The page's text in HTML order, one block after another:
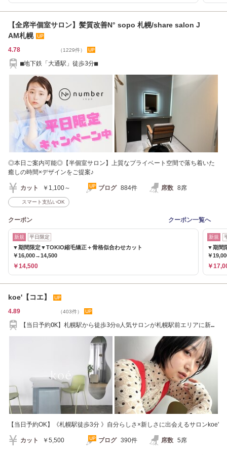
【全席半個室サロン】髪質改善N° sopo 札幌/share salon J
AM札幌
4.78 （1229件）
■地下鉄「大通駅」徒歩3分■
◎本日ご案内可能◎【半個室サロン】上質なプライベート空間で落ち着いた
癒しの時間×デザインをご提案♪
カット ￥1,100～ ブログ 884件 席数 8席
スマート支払いOK
クーポン クーポン一覧へ
新規 平日限定
▼期間限定▼TOKIO縮毛矯正＋骨格似合わせカット
￥16,000→14,500
￥14,500
新規
▼期間
￥
￥
koe'【コエ】
4.89 （403件）
【当日予約OK】札幌駅から徒歩3分◎人気サロンが札幌駅前エリアに新ブ
【当日予約OK】《札幌駅徒歩3分 》自分らしさ×新しさに出会えるサロンkoe'
カット ￥5,500 ブログ 390件 席数 5席